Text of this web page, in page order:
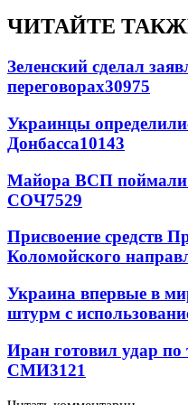
ЧИТАЙТЕ
Зеленский сделал
переговорах30975
Украинцы
Донбасса10143
Майора ВСП
СОЧ7529
Присвоение средств
Коломойского
Украина впервые в
штурм с
Иран готовил удар по
СМИ3121